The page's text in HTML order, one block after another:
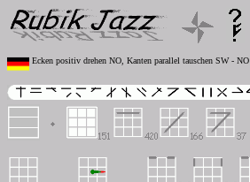
Ecken positiv drehen NO, Kanten parallel tauschen SW - NO